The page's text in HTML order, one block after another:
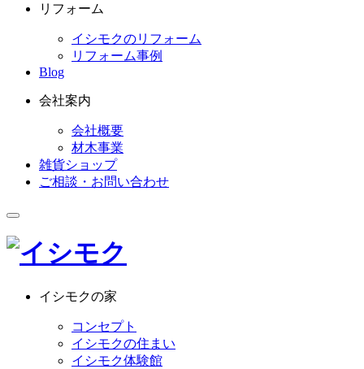
リフォーム
イシモクのリフォーム
リフォーム事例
Blog
会社案内
会社概要
材木事業
雑貨ショップ
ご相談・お問い合わせ
イシモクの家
コンセプト
イシモクの住まい
イシモク体験館